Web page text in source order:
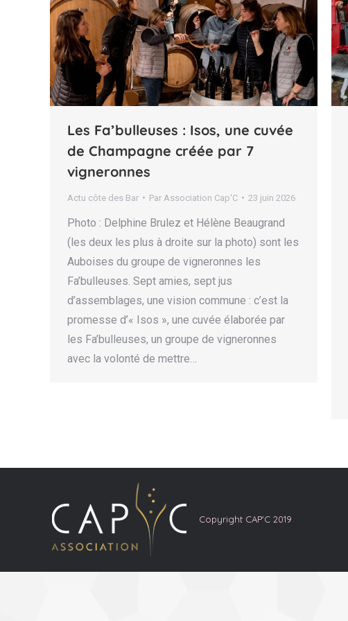
Les Fa’bulleuses : Isos, une cuvée
de Champagne créée par 7
vigneronnes
Actu côte des Bar Par Association Cap'C 23 juin 2026
Photo : Delphine Brulez et Hélène Beaugrand
(les deux les plus à droite sur la photo) sont les
Auboises du groupe de vigneronnes les
Fa’bulleuses. Sept amies, sept jus
d’assemblages, une vision commune : c’est la
promesse d’« Isos », une cuvée élaborée par
les Fa’bulleuses, un groupe de vigneronnes
avec la volonté de mettre…
Copyright CAP'C 2019